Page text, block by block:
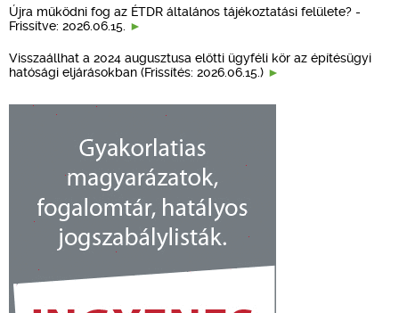
Újra működni fog az ÉTDR általános tájékoztatási felülete? -
Frissítve: 2026.06.15.
Visszaállhat a 2024 augusztusa előtti ügyféli kör az építésügyi
hatósági eljárásokban (Frissítés: 2026.06.15.)